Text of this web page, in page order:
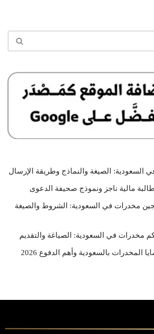
السعودية: الصيغة والنماذج وطريقة الإرسال
مالية ناجز ونموذج صحيفة الدعوى
مخدرات في السعودية: الشروط والصيغة
مخدرات في السعودية: الصياغة والتقديم
المخدرات بالسعودية وأهم الدفوع 2026